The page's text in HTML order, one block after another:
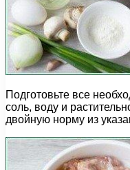
Подготовьте все
соль, воду и
двойную норму из